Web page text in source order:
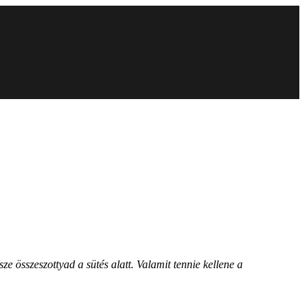
összeszottyad a sütés alatt. Valamit tennie kellene a